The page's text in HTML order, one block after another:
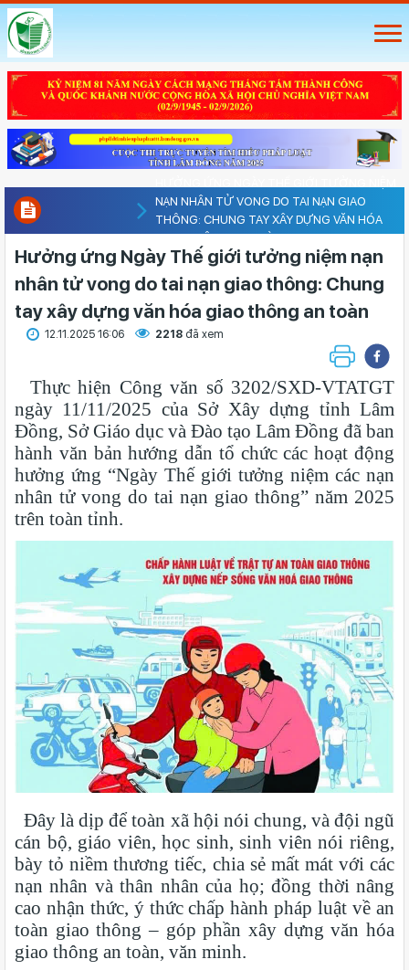
NẠN NHÂN TỬ VONG DO TAI NẠN GIAO
THÔNG: CHUNG TAY XÂY DỰNG VĂN HÓA
GIAO THÔNG AN TOÀN
Hưởng ứng Ngày Thế giới tưởng niệm nạn
nhân tử vong do tai nạn giao thông: Chung
tay xây dựng văn hóa giao thông an toàn
12.11.2025 16:06 2218 đã xem
Thực hiện Công văn số 3202/SXD-VTATGT
ngày 11/11/2025 của Sở Xây dựng tỉnh Lâm
Đồng, Sở Giáo dục và Đào tạo Lâm Đồng đã ban
hành văn bản hướng dẫn tổ chức các hoạt động
hưởng ứng “Ngày Thế giới tưởng niệm các nạn
nhân tử vong do tai nạn giao thông” năm 2025
trên toàn tỉnh.
Đây là dịp để toàn xã hội nói chung, và đội ngũ
cán bộ, giáo viên, học sinh, sinh viên nói riêng,
bày tỏ niềm thương tiếc, chia sẻ mất mát với các
nạn nhân và thân nhân của họ; đồng thời nâng
cao nhận thức, ý thức chấp hành pháp luật về an
toàn giao thông – góp phần xây dựng văn hóa
giao thông an toàn, văn minh.